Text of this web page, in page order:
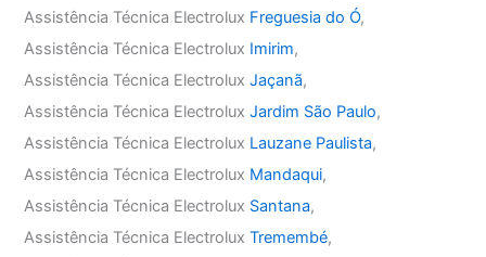
Assistência Técnica Electrolux Freguesia do Ó,
Assistência Técnica Electrolux Imirim,
Assistência Técnica ElectroluxJaçanã,
Assistência Técnica ElectroluxJardim São Paulo,
Assistência Técnica Electrolux Lauzane Paulista,
Assistência Técnica Electrolux Mandaqui,
Assistência Técnica Electrolux Santana,
Assistência Técnica ElectroluxTremembé,